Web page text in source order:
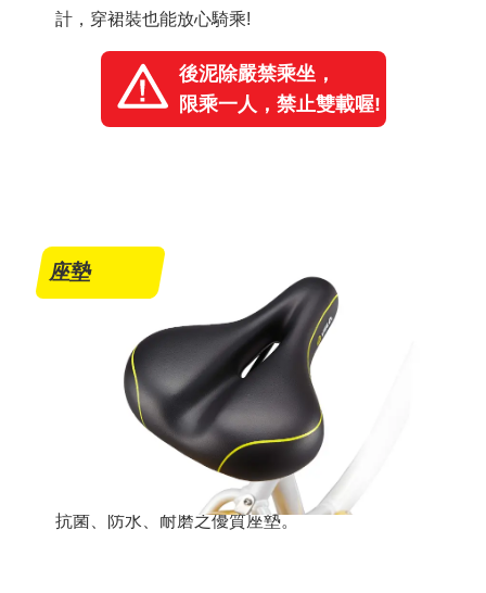
計，穿裙裝也能放心騎乘!
後泥除嚴禁乘坐，
限乘一人，禁止雙載喔!
座墊
抗菌、防水、耐磨之優質座墊。